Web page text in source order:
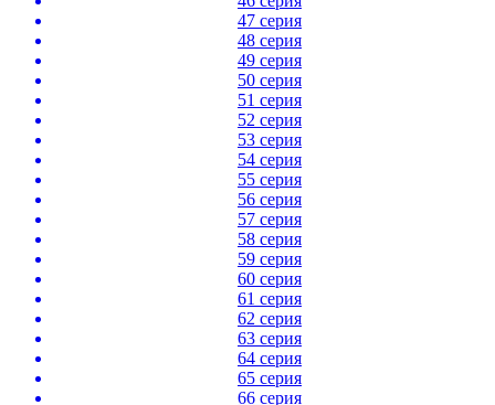
47 серия
48 серия
49 серия
50 серия
51 серия
52 серия
53 серия
54 серия
55 серия
56 серия
57 серия
58 серия
59 серия
60 серия
61 серия
62 серия
63 серия
64 серия
65 серия
66 серия